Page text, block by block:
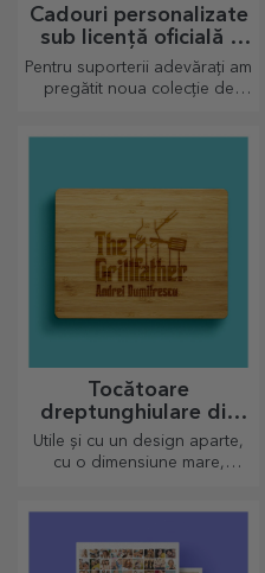
Cadouri personalizate
sub licență oficială -
FC Rapid 1923
București
Pentru suporterii adevărați am
pregătit noua colecție de
Tocătoare
dreptunghiulare din
bambus
Utile și cu un design aparte,
cu o dimensiune mare,
în bucătărie.